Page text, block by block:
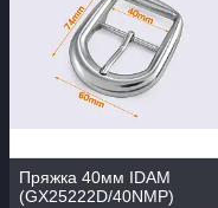
Пряжка 40мм IDAM
(GX25222D/40NMP)